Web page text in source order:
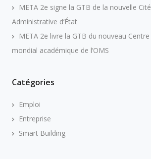
META 2e signe la GTB de la nouvelle Cité
Administrative d’État
META 2e livre la GTB du nouveau Centre
mondial académique de l’OMS
Catégories
Emploi
Entreprise
Smart Building